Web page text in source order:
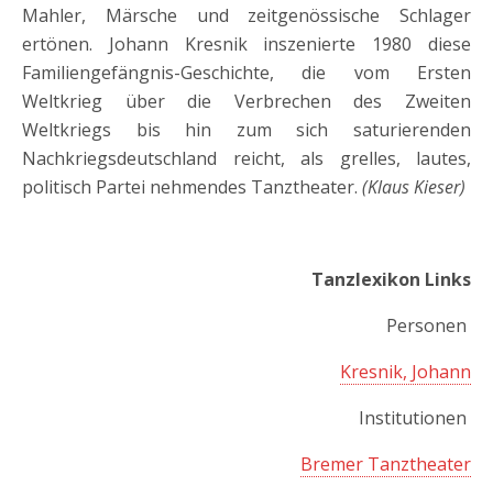
Mahler, Märsche und zeitgenössische Schlager
ertönen. Johann Kresnik inszenierte 1980 diese
Familiengefängnis-Geschichte, die vom Ersten
Weltkrieg über die Verbrechen des Zweiten
Weltkriegs bis hin zum sich saturierenden
Nachkriegsdeutschland reicht, als grelles, lautes,
politisch Partei nehmendes Tanztheater. (Klaus Kieser)
Tanzlexikon Links
Personen
Kresnik, Johann
Institutionen
Bremer Tanztheater